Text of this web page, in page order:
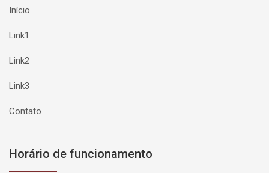
Início
Link1
Link2
Link3
Contato
Horário de funcionamento